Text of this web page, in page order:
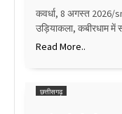
कवर्धा, 8 अगस्त 2026/
उड़ियाकला, कबीरधाम
Read More..
छत्तीसगढ़